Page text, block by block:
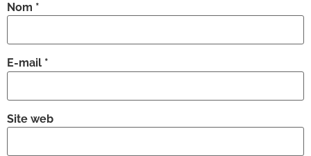
Nom *
E-mail *
Site web